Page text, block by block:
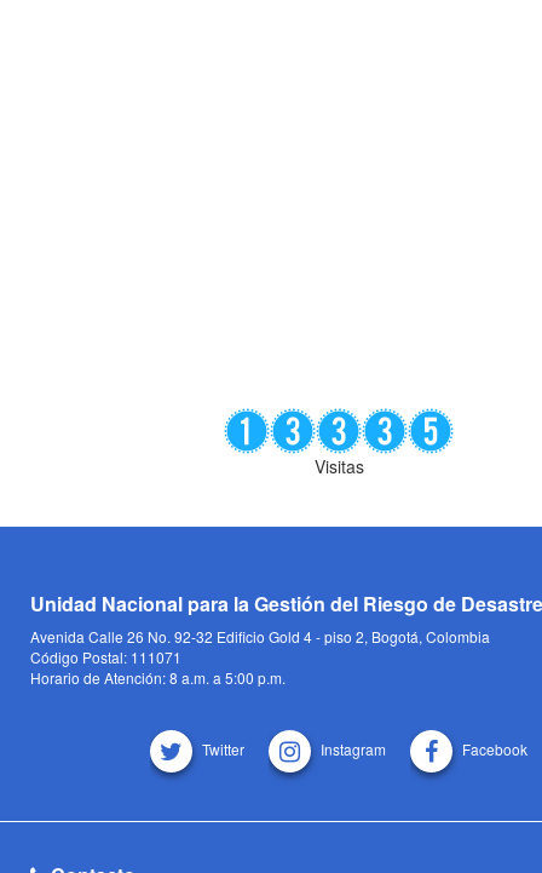
Visitas
Unidad Nacional para la Gestión del Riesgo de
Avenida Calle 26 No. 92-32 Edificio Gold 4 - piso 2, Bogotá, Colombia
Código Postal: 111071
Horario de Atención: 8 a.m. a 5:00 p.m.
Twitter Instagram Facebook